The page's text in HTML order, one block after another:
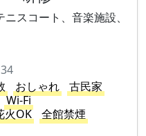
スコート、音楽施設、
おしゃれ
古民家
Wi-Fi
火OK
全館禁煙